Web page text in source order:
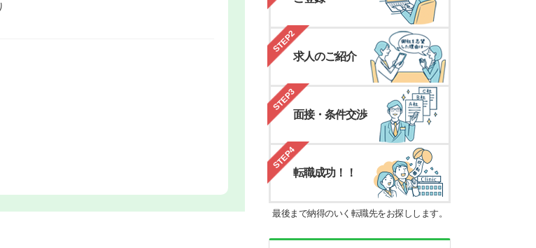
STEP2
求人のご紹介
STEP3
面接・条件交渉
STEP4
転職成功！！
最後まで納得のいく転職先をお探しします。